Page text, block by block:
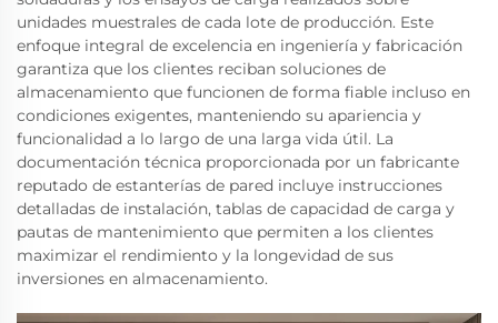
unidades muestrales de cada lote de producción. Este
enfoque integral de excelencia en ingeniería y fabricación
garantiza que los clientes reciban soluciones de
almacenamiento que funcionen de forma fiable incluso en
condiciones exigentes, manteniendo su apariencia y
funcionalidad a lo largo de una larga vida útil. La
documentación técnica proporcionada por un fabricante
reputado de estanterías de pared incluye instrucciones
detalladas de instalación, tablas de capacidad de carga y
pautas de mantenimiento que permiten a los clientes
maximizar el rendimiento y la longevidad de sus
inversiones en almacenamiento.